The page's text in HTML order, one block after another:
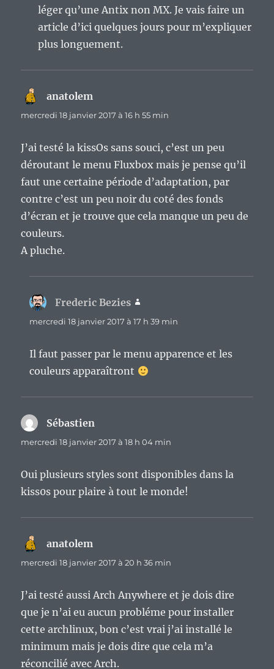
léger qu’une Antix non MX. Je vais faire un
article d’ici quelques jours pour m’expliquer
plus longuement.
anatolem
mercredi 18 janvier 2017 à 16 h 55 min
J’ai testé la kissOs sans souci, c’est un peu
déroutant le menu Fluxbox mais je pense qu’il
faut une certaine période d’adaptation, par
contre c’est un peu noir du coté des fonds
d’écran et je trouve que cela manque un peu de
couleurs.
A pluche.
Frederic Bezies
mercredi 18 janvier 2017 à 17 h 39 min
Il faut passer par le menu apparence et les
couleurs apparaîtront
Sébastien
mercredi 18 janvier 2017 à 18 h 04 min
Oui plusieurs styles sont disponibles dans la
kiss0s pour plaire à tout le monde!
anatolem
mercredi 18 janvier 2017 à 20 h 36 min
J’ai testé aussi Arch Anywhere et je dois dire
que je n’ai eu aucun probléme pour installer
cette archlinux, bon c’est vrai j’ai installé le
minimum mais je dois dire que cela m’a
réconcilié avec Arch.